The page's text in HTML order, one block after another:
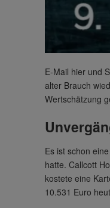
E-Mail hier und
alter Brauch
Wertschätzung
Es ist schon
hatte. Callcott
kostete eine
10.531 Euro